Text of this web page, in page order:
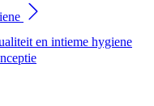
en intieme hygiene